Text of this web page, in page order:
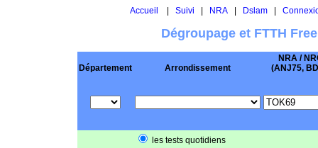
Accueil Suivi NRA| Dslam|
Dégroupage et FTTH
Département Arrondissement
NRA /
(ANJ75,
les tests quotidiens